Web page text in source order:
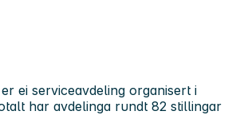
ei serviceavdeling organisert i
har avdelinga rundt 82 stillingar